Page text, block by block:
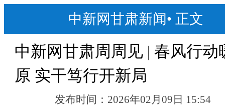
中新网甘肃新闻• 正文
中新网甘肃周周见 | 春风行动
原 实干笃行开新局
发布时间： 2026年02月09日 15:54